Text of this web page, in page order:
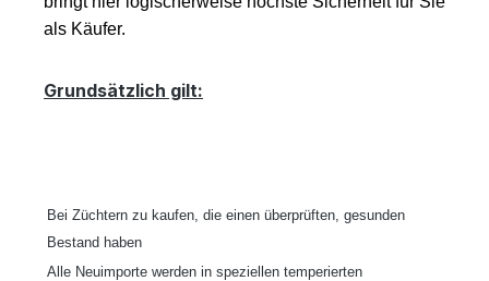
als Käufer.
Grundsätzlich gilt:
Bei Züchtern zu kaufen, die einen überprüften, gesunden
Bestand haben
Alle Neuimporte werden in speziellen temperierten